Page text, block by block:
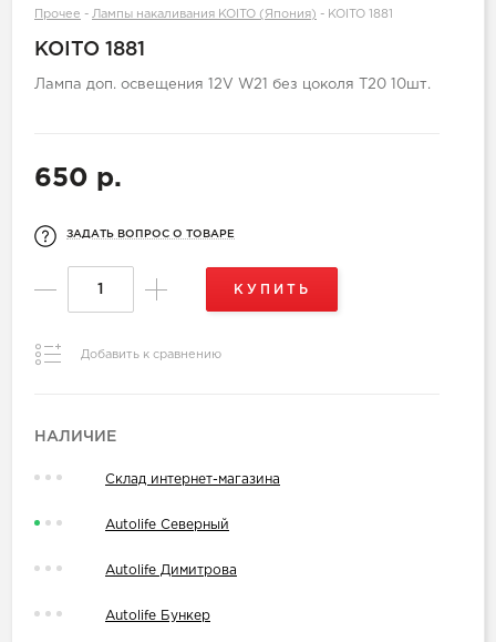
Прочее - Лампы накаливания KOITO (Япония) - KOITO 1881
KOITO 1881
Лампа доп. освещения 12V W21 без цоколя T20 10шт.
650 р.
ЗАДАТЬ ВОПРОС О ТОВАРЕ
КУПИТЬ
Добавить к сравнению
НАЛИЧИЕ
Склад интернет-магазина
Autolife Северный
Autolife Димитрова
Autolife Бункер